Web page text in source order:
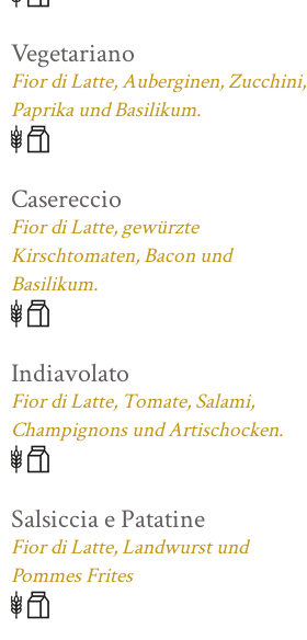
Vegetariano
Fior di Latte, Auberginen, Zucchini,
Paprika und Basilikum.
Casereccio
Fior di Latte, gewürzte
Kirschtomaten, Bacon und
Basilikum.
Indiavolato
Fior di Latte, Tomate, Salami,
Champignons und Artischocken.
Salsiccia e Patatine
Fior di Latte, Landwurst und
Pommes Frites